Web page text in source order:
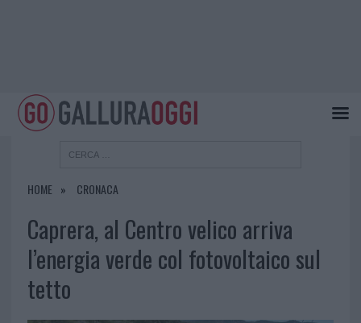
HOME CRONACA
Caprera, al Centro velico arriva
l’energia verde col fotovoltaico sul
tetto